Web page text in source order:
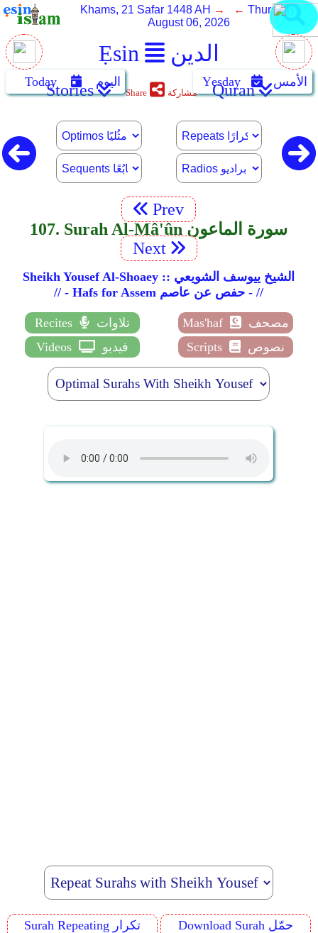
Ẹsin الدين
Khams, 21 Safar 1448 AH → ← Thursday,
August 06, 2026
Today اليوم Yẹsday الأمس Stories Share مشاركة Quran
Prev
107. Surah Al-Mâ'ûn سورة الماعون
Next
Sheikh Yousef Al-Shoaey :: الشيخ ييوسف الشويعي
// - Hafs for Assem حفص عن عاصم - //
Recites تلاوات Mas'haf
مصحف
Videos
فيديو Scripts نصوص
Surah Repeating تكرار
Download Surah حمّل